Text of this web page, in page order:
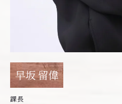
早坂 留偉
課長